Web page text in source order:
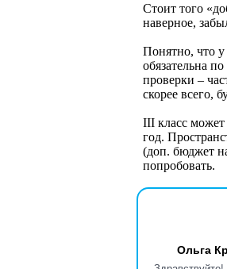
Ольга
Стоит того
наверное,
Понятно, что
обязательна
проверки –
скорее всего,
III класс может
год.
(доп. бюджет
попробовать.
А вот IV
них нет
Накой все
товарищи,